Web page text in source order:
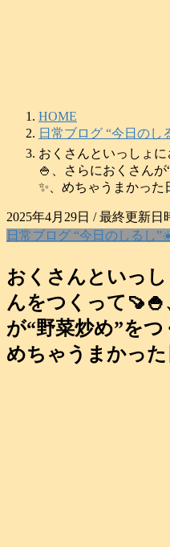
HOME
日常ブログ “今日のし
おくさんといっしょ
🍚、さらにおくさん
✨、めちゃうまかった
2025年4月29日 / 最終更新日
日常ブログ “今日のしるし
おくさんといっ
んをつくって
が“野菜炒め”をつ
めちゃうまかっ